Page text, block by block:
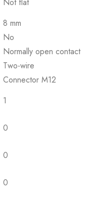
Not flat
8 mm
No
Normally open contact
Two-wire
Connector M12
1
0
0
0